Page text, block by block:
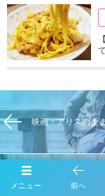
映画・アリスのま
子宮・卵巣摘出の手術日
メニュー 前へ